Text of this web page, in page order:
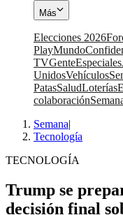
Más
Elecciones 2026
PlayMundo
TVGenteEspeciales
UnidosVehículos
PatasSaludLoterías
colaboración
Semana|
Tecnología
TECNOLOGÍA
Trump se
decisión final